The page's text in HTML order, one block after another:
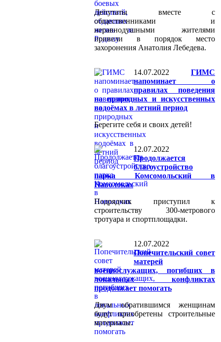
Депутаты вместе с
общественниками и
неравнодушными жителями
привели в порядок место
захоронения Анатолия Лебедева.
14.07.2022
ГИМС
напоминает о
правилах поведения
на природных и искусственных
водоёмах в летний период
Берегите себя и своих детей!
12.07.2022
Продолжается
благоустройство
парка Комсомольский в
Наволоках
Подрядчик приступил к
строительству 300-метрового
тротуара и спортплощадки.
12.07.2022
Попечительский совет
матерей
военнослужащих, погибших в
локальных конфликтах
продолжает помогать
Двум обратившимся женщинам
будут приобретены строительные
материалы.